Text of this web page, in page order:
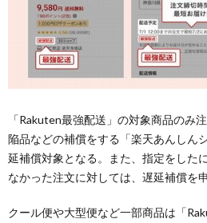
「Rakuten最強配送」の対象商品のみ
陥品などの補償をする「楽天あんしん
延補償対象となる。また、指定をした
なかった注文に対しては、遅延補償を
クール便や大型便など一部商品は「